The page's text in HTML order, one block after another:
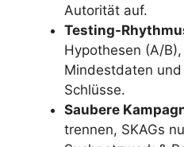
Autorität auf.
Testing-
Hypothesen (A/
Mindestdaten
Schlüsse.
Saubere
trennen, SKAGs